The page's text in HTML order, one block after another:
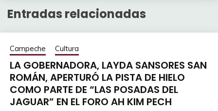
Entradas relacionadas
Campeche Cultura
LA GOBERNADORA, LAYDA SANSORES SAN
ROMÁN, APERTURÓ LA PISTA DE HIELO
COMO PARTE DE “LAS POSADAS DEL
JAGUAR” EN EL FORO AH KIM PECH